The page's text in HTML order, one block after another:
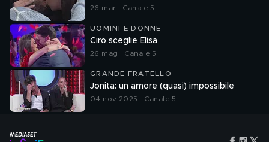
26 mar | Canale 5
UOMINI E DONNE
Ciro sceglie Elisa
26 mag | Canale 5
GRANDE FRATELLO
Jonita: un amore (quasi) impossibile
04 nov 2025 | Canale 5